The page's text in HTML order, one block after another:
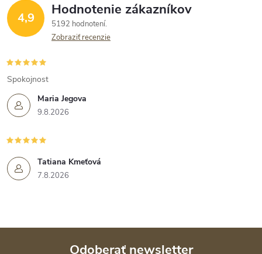
4,9 Hodnotenie zákazníkov
5192 hodnotení
Zobraziť recenzie
Maria Jegova
9.8.2026
Spokojnost
Tatiana Kmeťová
7.8.2026
Odoberať newsletter